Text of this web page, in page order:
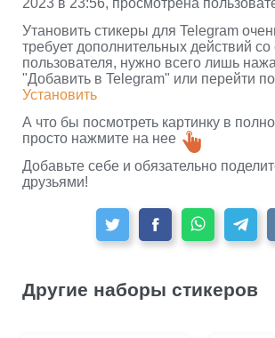
2023 в 23:56, просмотрена
Утановить стикеры для Telegram
требует дополнительных действий
пользователя, нужно всего лишь
"Добавить в Telegram" или перейти
Установить
А что бы посмотреть картинку в
просто нажмите на нее
Добавьте себе и обязательно
друзьями!
Другие наборы стикеров